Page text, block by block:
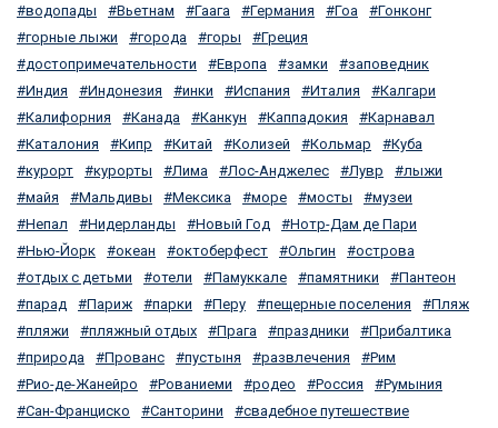
водопады
Вьетнам Гаага Германия Гоа
Гонконг
горные лыжи
города горы
Греция
достопримечательности
Европа замки
заповедник
Индия
Индонезия инки Испания Италия
Калгари
Калифорния
Канада Канкун Каппадокия
Карнавал
Каталония
Кипр Китай Колизей Кольмар
Куба
курорт
курорты Лима Лос-Анджелес Лувр
лыжи
майя
Мальдивы Мексика море мосты
музеи
Непал
Нидерланды Новый Год
Нотр-Дам де Пари
Нью-Йорк
океан октоберфест Ольгин
острова
отдых с детьми
отели Памуккале памятники
Пантеон
парад
Париж парки Перу пещерные поселения
Пляж
пляжи
пляжный отдых Прага праздники
Прибалтика
природа
Прованс пустыня развлечения
Рим
Рио-де-Жанейро
Рованиеми родео Россия
Румыния
Сан-Франциско
Санторини
свадебное путешествие